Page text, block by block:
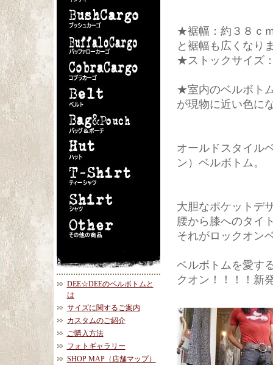
DEE☆DEEのベルボトムと
は
サイズに関するご案内
カスタムのご紹介
ご購入方法
フォトギャラリー
SHOP MAP（店舗マップ）
★裾幅：約３８ｃ
と裾幅も広くなり
★ストックサイズ
★室内のベルボト
が現物に近い色に
オールドスタイル
ン）ベルボトム。
大胆なポケットデ
腰から膝へのタイ
それがロックオン
ベルボトムを愛す
クオン！！！！新